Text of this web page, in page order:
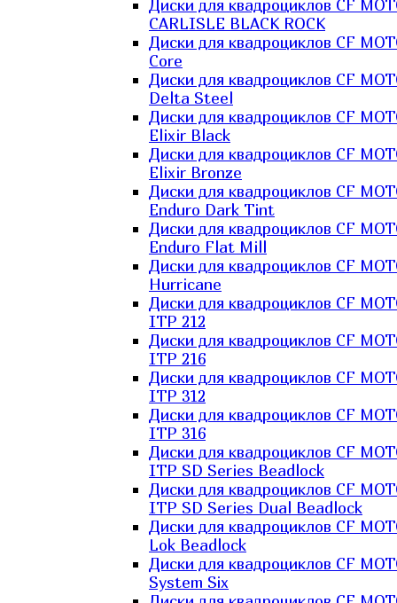
Диски для квадроциклов CF
CARLISLE BLACK ROCK
Диски для квадроциклов CF
Core
Диски для квадроциклов CF
Delta Steel
Диски для квадроциклов CF
Elixir Black
Диски для квадроциклов CF
Elixir Bronze
Диски для квадроциклов CF
Enduro Dark Tint
Диски для квадроциклов CF
Enduro Flat Mill
Диски для квадроциклов CF
Hurricane
Диски для квадроциклов CF
ITP 212
Диски для квадроциклов CF
ITP 216
Диски для квадроциклов CF
ITP 312
Диски для квадроциклов CF
ITP 316
Диски для квадроциклов CF
ITP SD Series Beadlock
Диски для квадроциклов CF
ITP SD Series Dual Beadlock
Диски для квадроциклов CF
Lok Beadlock
Диски для квадроциклов CF
System Six